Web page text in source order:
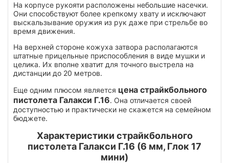
На корпусе рукояти расположены небольшие насечки.
Они способствуют более крепкому хвату и исключают
выскальзывание оружия из рук даже при стрельбе во
время движения.
На верхней стороне кожуха затвора располагаются
штатные прицельные приспособления в виде мушки и
целика. Их вполне хватит для точного выстрела на
дистанции до 20 метров.
Еще одним плюсом является цена страйкбольного
пистолета Галакси Г.16. Она отличается своей
доступностью и практически не скажется на семейном
бюджете.
Характеристики страйкбольного
пистолета Галакси Г.16 (6 мм, Глок 17
мини)